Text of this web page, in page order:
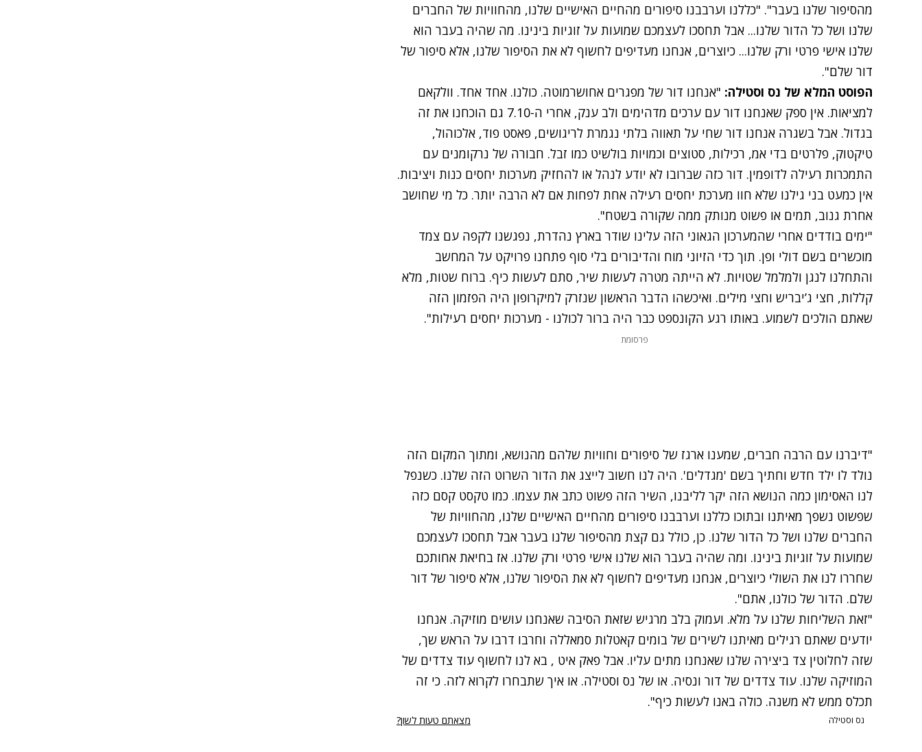
מהסיפור שלנו בעבר". "כללנו וערבבנו סיפורים מהחיים האישיים שלנו, מהחוויות של החברים
שלנו ושל כל הדור שלנו... אבל תחסכו לעצמכם שמועות על זוגיות בינינו. מה שהיה בעבר הוא
שלנו אישי פרטי ורק שלנו... כיוצרים, אנחנו מעדיפים לחשוף לא את הסיפור שלנו, אלא סיפור של
דור שלם".
הפוסט המלא של נס וסטילה: "אנחנו דור של מפגרים אחושרמוטה. כולנו. אחד אחד. וולקאם
למציאות. אין ספק שאנחנו דור עם ערכים מדהימים ולב ענק, אחרי ה-7.10 גם הוכחנו את זה
בגדול. אבל בשגרה אנחנו דור שחי על תאווה בלתי נגמרת לריגושים, פאסט פוד, אלכוהול,
טיקטוק, פלרטים בדי אמ, רכילות, סטוצים וכמויות בולשיט כמו זבל. חבורה של נרקומנים עם
התמכרות רעילה לדופמין. דור כזה שברובו לא יודע לנהל או להחזיק מערכות יחסים כנות ויציבות.
אין כמעט בני גילנו שלא חוו מערכת יחסים רעילה אחת לפחות אם לא הרבה יותר. כל מי שחושב
אחרת גנוב, תמים או פשוט מנותק ממה שקורה בשטח".
"ימים בודדים אחרי שהמערכון הגאוני הזה עלינו שודר בארץ נהדרת, נפגשנו לקפה עם צמד
מוכשרים בשם דולי ופן. תוך כדי הזיוני מוח והדיבורים בלי סוף פתחנו פרויקט על המחשב
והתחלנו לנגן ולמלמל שטויות. לא הייתה מטרה לעשות שיר, סתם לעשות כיף. ברוח שטות, מלא
קללות, חצי ג’יבריש וחצי מילים. ואיכשהו הדבר הראשון שנזרק למיקרופון היה הפזמון הזה
שאתם הולכים לשמוע. באותו רגע הקונספט כבר היה ברור לכולנו - מערכות יחסים רעילות".
פרסומת
"דיברנו עם הרבה חברים, שמענו ארגז של סיפורים וחוויות שלהם מהנושא, ומתוך המקום הזה
נולד לו ילד חדש וחתיך בשם 'מגדלים'. היה לנו חשוב לייצג את הדור השרוט הזה שלנו. כשנפל
לנו האסימון כמה הנושא הזה יקר לליבנו, השיר הזה פשוט כתב את עצמו. כמו טקסט קסם כזה
שפשוט נשפך מאיתנו ובתוכו כללנו וערבבנו סיפורים מהחיים האישיים שלנו, מהחוויות של
החברים שלנו ושל כל הדור שלנו. כן, כולל גם קצת מהסיפור שלנו בעבר אבל תחסכו לעצמכם
שמועות על זוגיות בינינו. ומה שהיה בעבר הוא שלנו אישי פרטי ורק שלנו. אז בחיאת אחותכם
שחררו לנו את השולי כיוצרים, אנחנו מעדיפים לחשוף לא את הסיפור שלנו, אלא סיפור של דור
שלם. הדור של כולנו, אתם".
"זאת השליחות שלנו על מלא. ועמוק בלב מרגיש שזאת הסיבה שאנחנו עושים מוזיקה. אנחנו
יודעים שאתם רגילים מאיתנו לשירים של בומים קאטלות סמאללה וחרבו דרבו על הראש שך,
שזה לחלוטין צד ביצירה שלנו שאנחנו מתים עליו. אבל פאק איט , בא לנו לחשוף עוד צדדים של
המוזיקה שלנו. עוד צדדים של דור ונסיה. או של נס וסטילה. או איך שתבחרו לקרוא לזה. כי זה
תכלס ממש לא משנה. כולה באנו לעשות כיף".
נס וסטילה מצאתם טעות לשון?